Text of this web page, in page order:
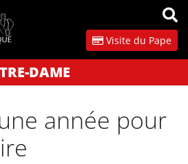
Visite du Pape
DAME
année pour